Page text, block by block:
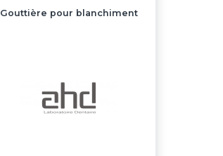
Gouttière pour blanchiment